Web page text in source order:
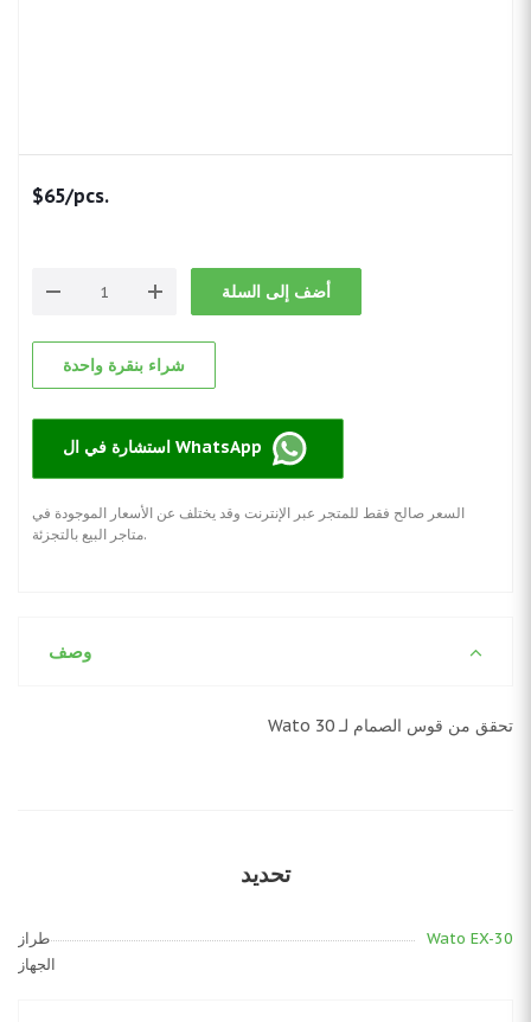
$65/pcs.
أضف إلى السلة
شراء بنقرة واحدة
استشارة في ال WhatsApp
السعر صالح فقط للمتجر عبر الإنترنت وقد يختلف عن الأسعار الموجودة في
متاجر البيع بالتجزئة.
وصف
تحقق من قوس الصمام لـ Wato 30
تحديد
طراز
الجهاز
Wato EX-30